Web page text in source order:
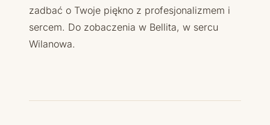
zadbać o Twoje piękno z profesjonalizmem i
sercem. Do zobaczenia w Bellita, w sercu
Wilanowa.